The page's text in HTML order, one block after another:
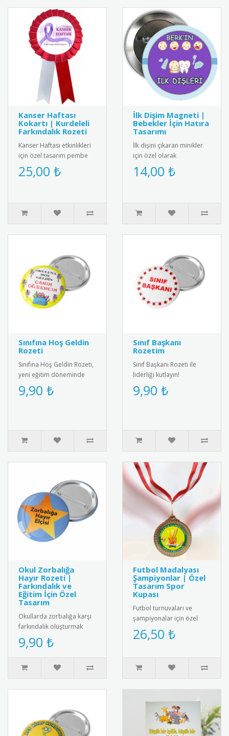
Kanser Haftası
Kokartı | Kurdeleli
Farkındalık Rozeti
Kanser Haftası etkinlikleri
için özel tasarım pembe
kurdeleli kokart. Yüksek
kalite metal malzemeden..
25,00 ₺
İlk Dişim Magneti |
Bebekler İçin Hatıra
Tasarımı
İlk dişini çıkaran minikler
için özel olarak
tasarlanmış bebek
magneti. Diş buğdayı
14,00 ₺
Sınıfına Hoş Geldin
Rozeti
Sınıfına Hoş Geldin Rozeti,
yeni eğitim döneminde
öğrencileri motive eden
özel bir karşılama rozetid..
9,90 ₺
Sınıf Başkanı
Rozetim
Sınıf Başkanı Rozeti ile
liderliği kutlayın!
Öğrenciler için özel
tasarım, şık ve anlamlı bir
9,90 ₺
Okul Zorbalığa
Hayır Rozeti |
Farkındalık ve
Eğitim İçin Özel
Tasarım
Okullarda zorbalığa karşı
farkındalık oluşturmak
amacıyla tasarlanmış
“Zorbalığa Hayır” temalı
rozet..
9,90 ₺
Futbol Madalyası
Şampiyonlar | Özel
Tasarım Spor
Kupası
Futbol turnuvaları ve
şampiyonalar için özel
tasarım futbol madalyası.
Kaliteli metal malzemeden
26,50 ₺